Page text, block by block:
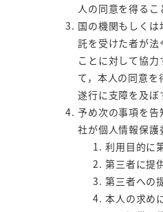
人の同意を得る
国の機関もしく
託を受けた者が法
ことに対して協
て，本人の同意を
遂行に支障を及ぼ
予め次の事項を告
社が個人情報保護
利用目的に
第三者に提
第三者への
本人の求め